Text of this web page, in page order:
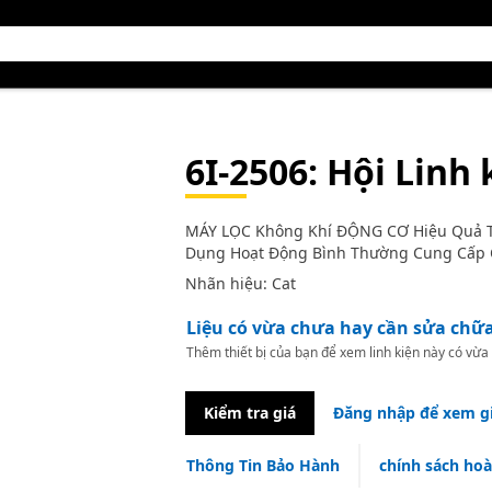
6I-2506: Hội Linh
MÁY LỌC Không Khí ĐỘNG CƠ Hiệu
Dụng Hoạt Động Bình Thường Cung Cấp
Nhãn hiệu: Cat
Liệu có vừa chưa hay cần sửa
Thêm thiết bị của bạn để xem linh kiện này có
Kiểm tra giá Đăng nhập để xem
Thông Tin Bảo Hành chính sách